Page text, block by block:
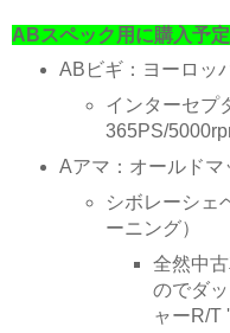
ABスペック用に購入予
ABビギ：ヨーロッ
インターセプ
365PS/
Aアマ：オールド
シボレーシェ
ーニング）
全然中
のでダ
ャーR/T